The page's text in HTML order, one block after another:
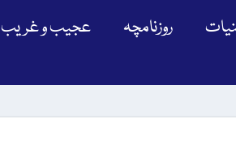
روزنامچہ عجیب و غریب